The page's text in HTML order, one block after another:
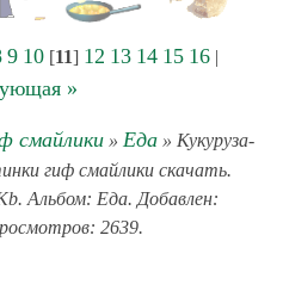
9 10 [11] 12 13 14 15 16 |
»
смайлики » Еда » Кукуруза-
гиф смайлики скачать.
Альбом: Еда. Добавлен:
2639.